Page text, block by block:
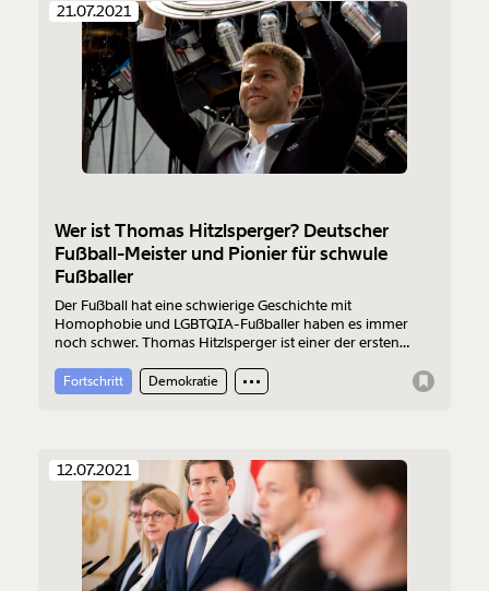
21.07.2021
Wer ist Thomas Hitzlsperger? Deutscher
Fußball-Meister und Pionier für schwule
Fußballer
Der Fußball hat eine schwierige Geschichte mit
Homophobie und LGBTQIA-Fußballer haben es immer
noch schwer. Thomas Hitzlsperger ist einer der ersten
Fortschritt Demokratie
12.07.2021